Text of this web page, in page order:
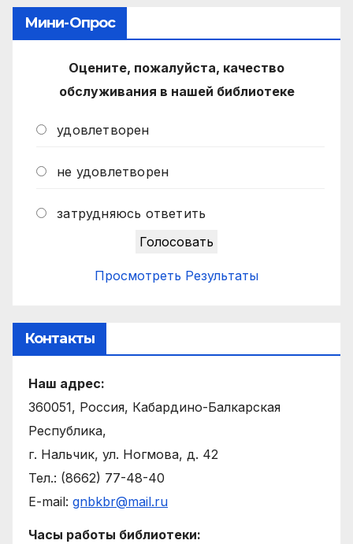
Мини-Опрос
Оцените, пожалуйста, качество
обслуживания в нашей библиотеке
удовлетворен
не удовлетворен
затрудняюсь ответить
Просмотреть Результаты
Контакты
Наш адрес:
360051, Россия, Кабардино-Балкарская
Республика,
г. Нальчик, ул. Ногмова, д. 42
Тел.: (8662) 77-48-40
E-mail: gnbkbr@mail.ru
Часы работы библиотеки: